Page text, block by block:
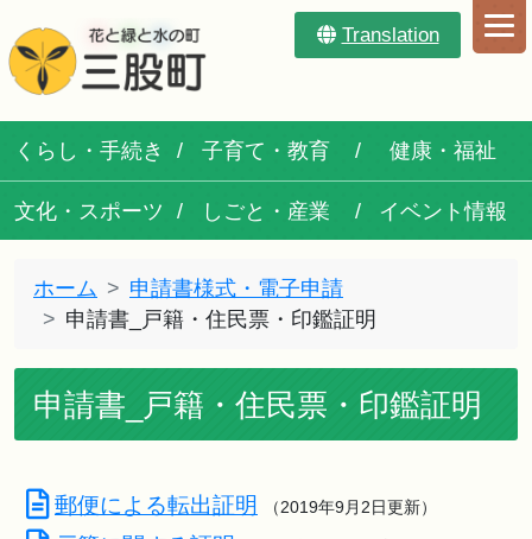
Translation
くらし・手続き 子育て・教育 健康・福祉
文化・スポーツ しごと・産業 イベント情報
ホーム
申請書様式・電子申請
申請書_戸籍・住民票・印鑑証明
申請書_戸籍・住民票・印鑑証明
郵便による転出証明 （2019年9月2日更新）